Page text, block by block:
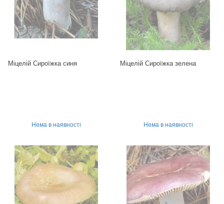
Міцелій Сироїжка синя
Нема в наявності
Міцелій Сироїжка зелена
Нема в наявності